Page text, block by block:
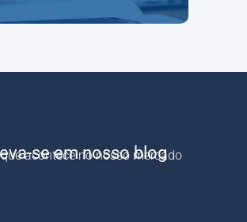
se em nosso blog
acontece no nosso mercado